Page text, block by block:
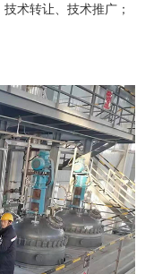
术转让、技术推广；